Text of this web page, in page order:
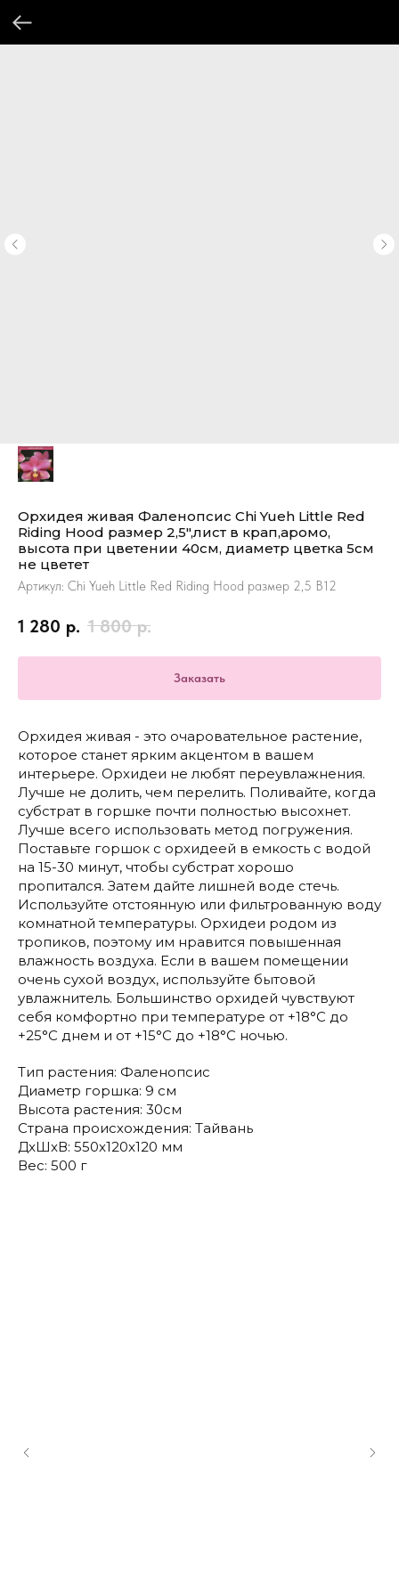
Орхидея живая Фаленопсис Chi Yueh Little Red
Riding Hood размер 2,5",лист в крап,аромо,
высота при цветении 40см, диаметр цветка 5см
не цветет
Артикул: Chi Yueh Little Red Riding Hood размер 2,5 В12
1 280 р. 1 800 р.
Заказать
Орхидея живая - это очаровательное растение,
которое станет ярким акцентом в вашем
интерьере. Орхидеи не любят переувлажнения.
Лучше не долить, чем перелить. Поливайте, когда
субстрат в горшке почти полностью высохнет.
Лучше всего использовать метод погружения.
Поставьте горшок с орхидеей в емкость с водой
на 15-30 минут, чтобы субстрат хорошо
пропитался. Затем дайте лишней воде стечь.
Используйте отстоянную или фильтрованную воду
комнатной температуры. Орхидеи родом из
тропиков, поэтому им нравится повышенная
влажность воздуха. Если в вашем помещении
очень сухой воздух, используйте бытовой
увлажнитель. Большинство орхидей чувствуют
себя комфортно при температуре от +18°C до
+25°C днем и от +15°C до +18°C ночью.
Тип растения: Фаленопсис
Диаметр горшка: 9 см
Высота растения: 30см
Страна происхождения: Тайвань
ДxШxВ: 550x120x120 мм
Вес: 500 г